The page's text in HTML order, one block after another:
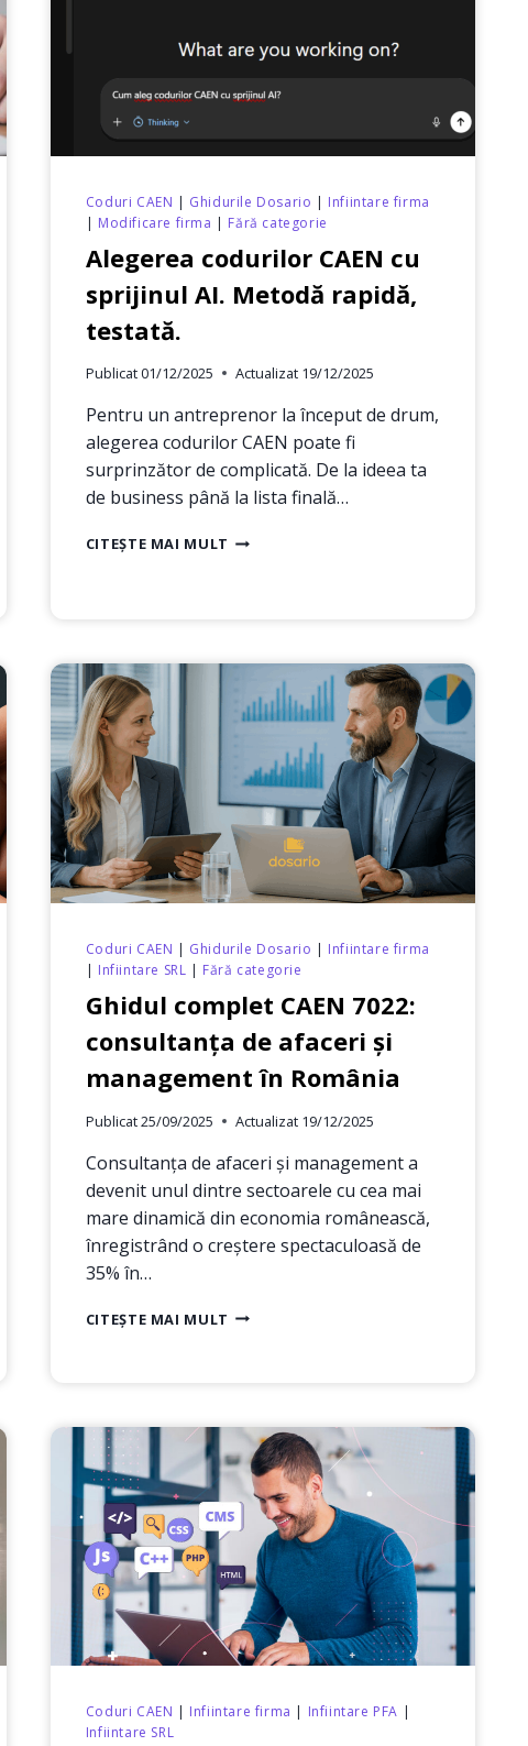
Coduri CAEN | Ghidurile Dosario | Infiintare firma
| Modificare firma | Fără categorie
Alegerea codurilor CAEN cu
sprijinul AI. Metodă rapidă,
testată.
Publicat01/12/2025 Actualizat 19/12/2025
Pentru un antreprenor la început de drum,
alegerea codurilor CAEN poate fi
surprinzător de complicată. De la ideea ta
de business până la lista finală…
CITEȘTE MAI MULT ALEGEREA
RAPIDĂ,
TESTATĂ.
Coduri CAEN | Ghidurile Dosario | Infiintare firma
| Infiintare SRL | Fără categorie
Ghidul complet CAEN 7022:
consultanța de afaceri și
management în România
Publicat25/09/2025 Actualizat 19/12/2025
Consultanța de afaceri și management a
devenit unul dintre sectoarele cu cea mai
mare dinamică din economia românească,
înregistrând o creștere spectaculoasă de
35% în…
CITEȘTE MAI MULT GHIDUL
DE
AFACERI
ȘI
MANAGEMENT
ÎN
ROMÂNIA
Coduri CAEN | Infiintare firma | Infiintare PFA |
Infiintare SRL